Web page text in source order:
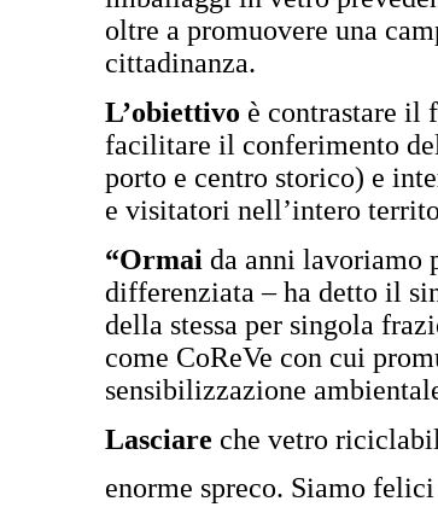
oltre a promuovere una
cittadinanza.
L’obiettivo è contrastare il
facilitare il conferimento
porto e centro storico) e
e visitatori nell’intero
“Ormai da anni lavoriamo
differenziata – ha detto il
della stessa per singola
come CoReVe con cui
sensibilizzazione
Lasciare che vetro
enorme spreco. Siamo